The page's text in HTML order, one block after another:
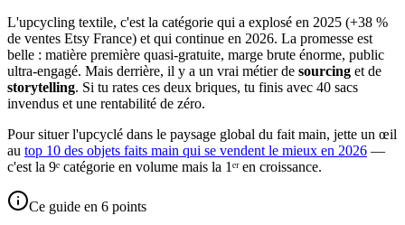
L'upcycling textile, c'est la catégorie qui a explosé en 2025 (+38 %
de ventes Etsy France) et qui continue en 2026. La promesse est
belle : matière première quasi-gratuite, marge brute énorme, public
ultra-engagé. Mais derrière, il y a un vrai métier de sourcing et de
storytelling. Si tu rates ces deux briques, tu finis avec 40 sacs
invendus et une rentabilité de zéro.
Pour situer l'upcyclé dans le paysage global du fait main, jette un œil
au top 10 des objets faits main qui se vendent le mieux en 2026 —
c'est la 9ᵉ catégorie en volume mais la 1ᵉʳ en croissance.
Ce guide en 6 points